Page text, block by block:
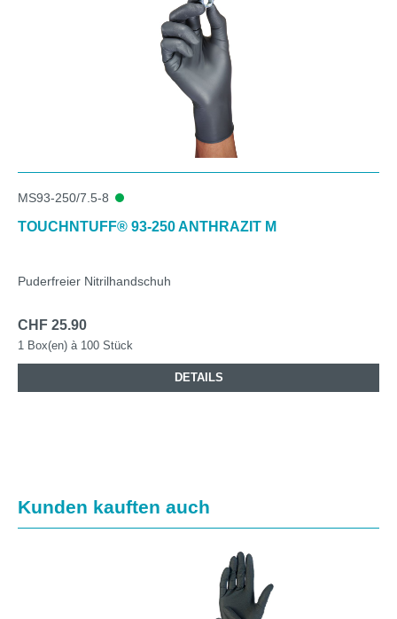
MS93-250/7.5-8
TOUCHNTUFF® 93-250 ANTHRAZIT M
Puderfreier Nitrilhandschuh
CHF 25.90
1 Box(en) à 100 Stück
DETAILS
Produktgalerie überspringen
Kunden kauften auch